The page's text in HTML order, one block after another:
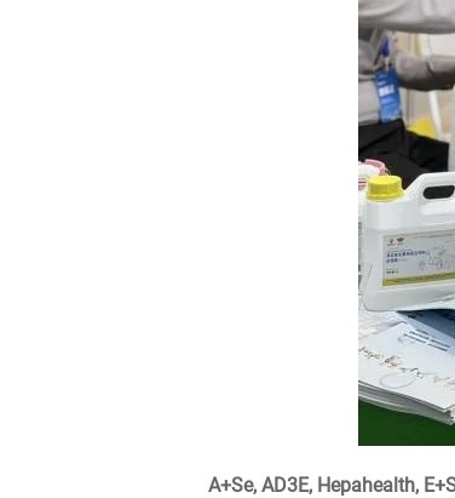
A+Se, AD3E, Hepahealth,